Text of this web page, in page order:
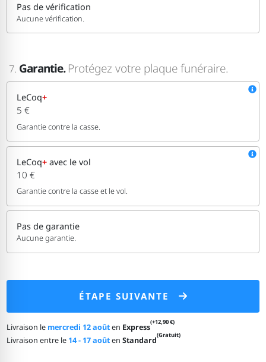
Pas de vérification
Aucune vérification.
7. Garantie. Protégez votre plaque funéraire.
LeCoq+
5 €
Garantie contre la casse.
LeCoq+avec le vol
10 €
Garantie contre la casse et le vol.
Pas de garantie
Aucune garantie.
ÉTAPE SUIVANTE
Livraison le mercredi 12 aoûten Express(+12,90 €)
Livraison entre le 14 - 17 aoûtenStandard(Gratuit)